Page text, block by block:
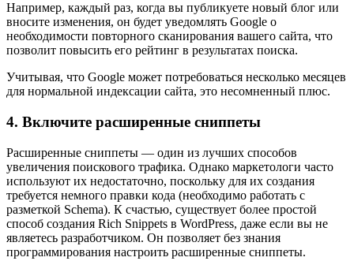
Например, каждый раз, когда вы публикуете новый блог или
вносите изменения, он будет уведомлять Google о
необходимости повторного сканирования вашего сайта, что
позволит повысить его рейтинг в результатах поиска.
Учитывая, что Google может потребоваться несколько месяцев
для нормальной индексации сайта, это несомненный плюс.
4. Включите расширенные сниппеты
Расширенные сниппеты — один из лучших способов
увеличения поискового трафика. Однако маркетологи часто
используют их недостаточно, поскольку для их создания
требуется немного правки кода (необходимо работать с
разметкой Schema). К счастью, существует более простой
способ создания Rich Snippets в WordPress, даже если вы не
являетесь разработчиком. Он позволяет без знания
программирования настроить расширенные сниппеты.